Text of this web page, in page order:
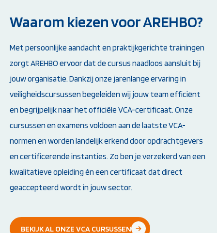
Waarom kiezen voor AREHBO?
Met persoonlijke aandacht en praktijkgerichte trainingen
zorgt AREHBO ervoor dat de cursus naadloos aansluit bij
jouw organisatie. Dankzij onze jarenlange ervaring in
veiligheidscursussen begeleiden wij jouw team efficiënt
en begrijpelijk naar het officiële VCA-certificaat. Onze
cursussen en examens voldoen aan de laatste VCA-
normen en worden landelijk erkend door opdrachtgevers
en certificerende instanties. Zo ben je verzekerd van een
kwalitatieve opleiding én een certificaat dat direct
geaccepteerd wordt in jouw sector.
BEKIJK AL ONZE VCA CURSUSSEN